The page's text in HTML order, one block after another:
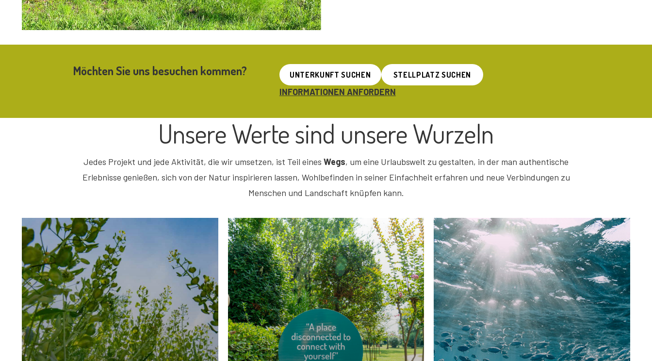
Möchten Sie uns besuchen kommen? UNTERKUNFT SUCHEN STELLPLATZ SUCHEN
INFORMATIONEN ANFORDERN
Unsere Werte sind unsere Wurzeln
Jedes Projekt und jede Aktivität, die wir umsetzen, ist Teil eines Wegs, um eine Urlaubswelt zu gestalten, in der man authentische
Erlebnisse genießen, sich von der Natur inspirieren lassen, Wohlbefinden in seiner Einfachheit erfahren und neue Verbindungen zu
Menschen und Landschaft knüpfen kann.